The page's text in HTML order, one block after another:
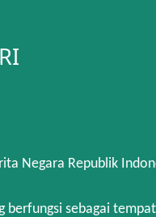
Negara Republik
berfungsi sebagai tempat